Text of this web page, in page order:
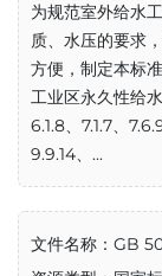
为规范室外给水
质、水压的要求
方便，制定本标
工业区永久性给
6.1.8、7.1.7、
9.9.14、...
文件名称：GB